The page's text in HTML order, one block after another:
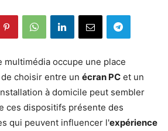
multimédia occupe une place
choisir entre un écran PC et un
à domicile peut sembler
ces dispositifs présente des
qui peuvent influencer l'expérience